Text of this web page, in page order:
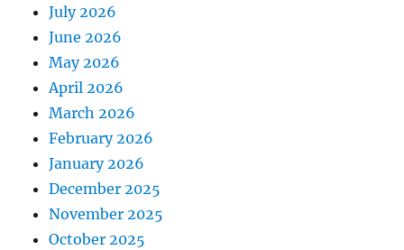
July 2026
June 2026
May 2026
April 2026
March 2026
February 2026
January 2026
December 2025
November 2025
October 2025